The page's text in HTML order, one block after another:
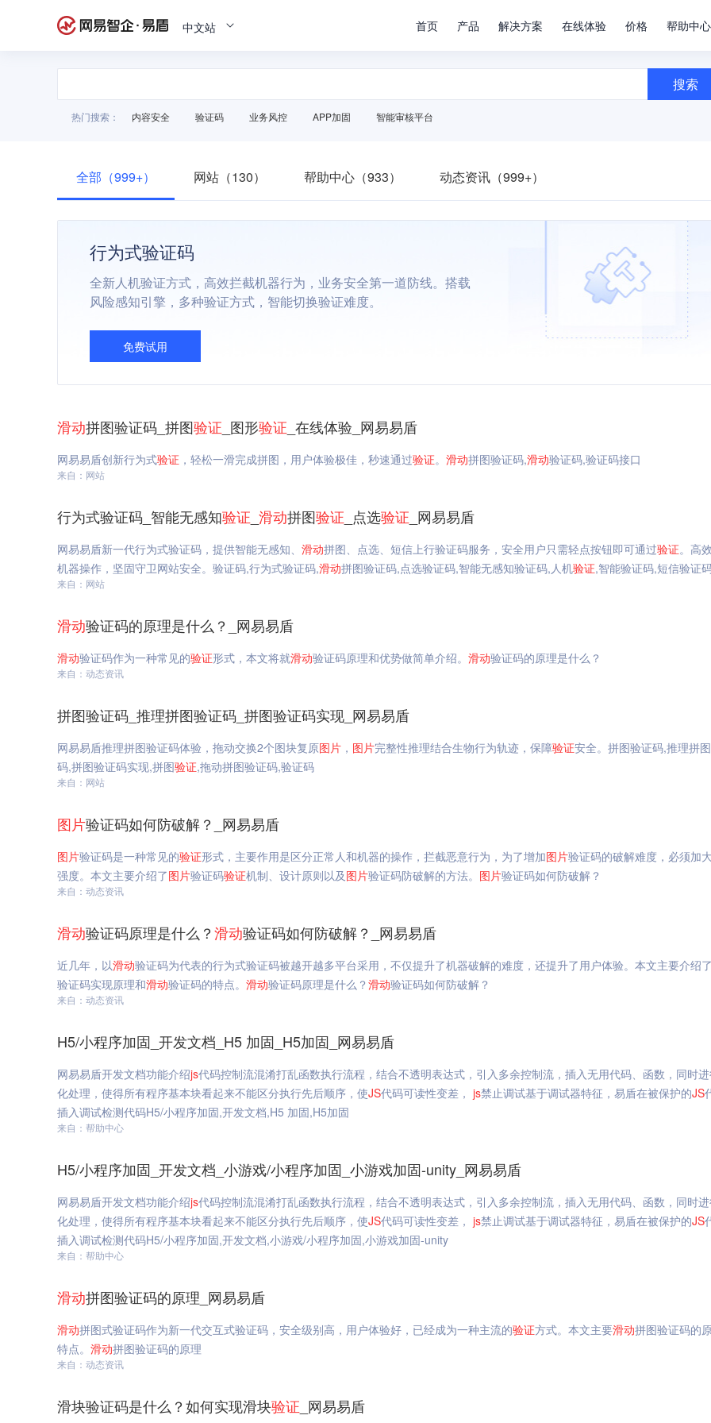
中文站 首页 产品 解决方案 在线体验 价格 帮助中心
搜索
热门搜索： 内容安全 验证码 业务风控 APP加固 智能审核平台
全部（999+） 网站（130） 帮助中心（933） 动态资讯（999+）
行为式验证码
全新人机验证方式，高效拦截机器行为，业务安全第一道防线。搭载
风险感知引擎，多种验证方式，智能切换验证难度。
免费试用
滑动拼图验证码_拼图验证 _图形验证 _在线体验_网易易盾
网易易盾创新行为式验证 ，轻松一滑完成拼图，用户体验极佳，秒速通过验证。 滑动拼图验证码,滑动验证码,验证码接口
来自：网站
行为式验证码_智能无感知验证 滑动拼图验证 _点选验证 _网易易盾
网易易盾新一代行为式验证码，提供智能无感知、 滑动拼图、点选、短信上行验证码服务，安全用户只需轻点按钮即可通过验证。高
机器操作，坚固守卫网站安全。验证码,行为式验证码,滑动拼图验证码,点选验证码,智能无感知验证码,人机验证,智能验证码,短信验证
来自：网站
滑动验证码的原理是什么？_网易易盾
滑动验证码作为一种常见的验证形式，本文将就滑动验证码原理和优势做简单介绍。 滑动验证码的原理是什么？
来自：动态资讯
拼图验证码_推理拼图验证码_拼图验证码实现_网易易盾
网易易盾推理拼图验证码体验，拖动交换2个图块复原图片 ， 图片完整性推理结合生物行为轨迹，保障验证安全。拼图验证码,推理拼
码,拼图验证码实现,拼图验证,拖动拼图验证码,验证码
来自：网站
图片验证码如何防破解？_网易易盾
图片验证码是一种常见的验证形式，主要作用是区分正常人和机器的操作，拦截恶意行为，为了增加图片验证码的破解难度，必须加
强度。本文主要介绍了图片验证码验证机制、设计原则以及图片验证码防破解的方法。 图片验证码如何防破解？
来自：动态资讯
滑动验证码原理是什么？滑动验证码如何防破解？_网易易盾
近几年，以滑动验证码为代表的行为式验证码被越开越多平台采用，不仅提升了机器破解的难度，还提升了用户体验。本文主要介绍了
验证码实现原理和滑动验证码的特点。 滑动验证码原理是什么？ 滑动验证码如何防破解？
来自：动态资讯
H5/小程序加固_开发文档_H5 加固_H5加固_网易易盾
网易易盾开发文档功能介绍js代码控制流混淆打乱函数执行流程，结合不透明表达式，引入多余控制流，插入无用代码、函数，同时
化处理，使得所有程序基本块看起来不能区分执行先后顺序，使JS代码可读性变差， js禁止调试基于调试器特征，易盾在被保护的JS
插入调试检测代码H5/小程序加固,开发文档,H5 加固,H5加固
来自：帮助中心
H5/小程序加固_开发文档_小游戏/小程序加固_小游戏加固-unity_网易易盾
网易易盾开发文档功能介绍js代码控制流混淆打乱函数执行流程，结合不透明表达式，引入多余控制流，插入无用代码、函数，同时
化处理，使得所有程序基本块看起来不能区分执行先后顺序，使JS代码可读性变差， js禁止调试基于调试器特征，易盾在被保护的JS
插入调试检测代码H5/小程序加固,开发文档,小游戏/小程序加固,小游戏加固-unity
来自：帮助中心
滑动拼图验证码的原理_网易易盾
滑动拼图式验证码作为新一代交互式验证码，安全级别高，用户体验好，已经成为一种主流的验证方式。本文主要滑动拼图验证码的
特点。 滑动拼图验证码的原理
来自：动态资讯
滑块验证码是什么？如何实现滑块验证 _网易易盾